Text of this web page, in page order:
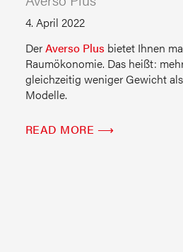
4. April 2022
DerAverso Plus bietet Ihnen
Raumökonomie. Das heißt:
gleichzeitig weniger Gewicht
Modelle.
READ MORE ⟶